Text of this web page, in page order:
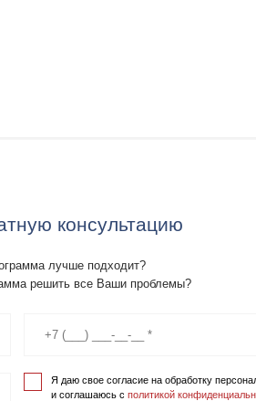
консультацию
лучше подходит?
решить все Ваши проблемы?
Я даю свое согласие на обработку
и соглашаюсь сполитикой